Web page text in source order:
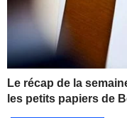
Le récap de la
les petits papiers de